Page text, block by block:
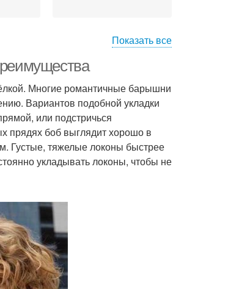
Показать все
Многие романтичные барышни
Вариантов подобной укладки
или подстричься
прядях боб выглядит хорошо в
Густые, тяжелые локоны быстрее
укладывать локоны, чтобы не